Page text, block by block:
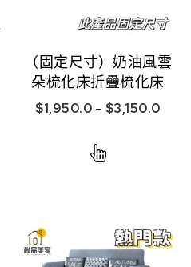
（固定尺寸）奶油風雲
朵梳化床折疊梳化床
$1,950.0 – $3,150.0